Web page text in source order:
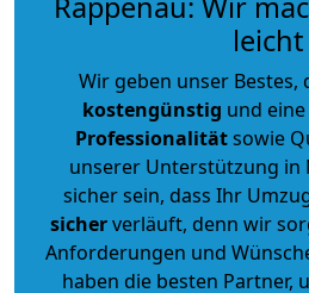
leicht
Wir geben unser Bestes,
kostengünstig und eine
Professionalitätsowie
unserer Unterstützung in
sicher sein, dass Ihr
sicherverläuft, denn wir
Anforderungen und
haben die besten Partner,